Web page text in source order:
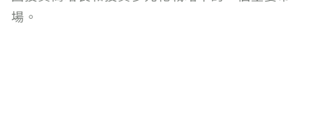
場。